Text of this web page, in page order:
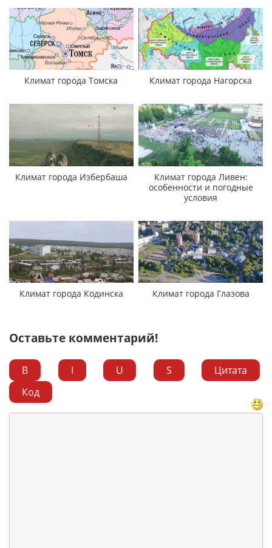
Климат города Томска Климат города Нагорска
Климат города Избербаша
Климат города Ливен:
особенности и погодные
условия
Климат города Кодинска Климат города Глазова
Оставьте комментарий!
B I U S
Цитата
Код